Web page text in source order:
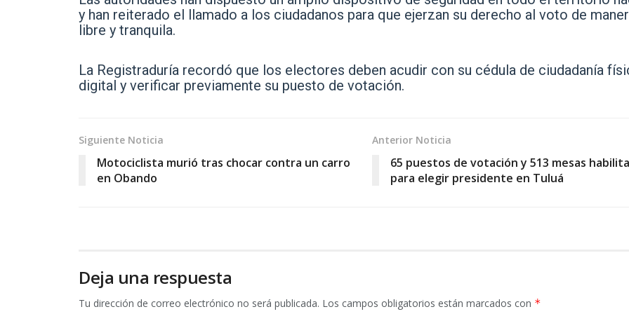
y han reiterado el llamado a los ciudadanos para que ejerzan su derecho al voto de
libre y tranquila.
La Registraduría recordó que los electores deben acudir con su cédula de ciudadanía
digital y verificar previamente su puesto de votación.
Siguiente Noticia
Motociclista murió tras chocar contra un carro
en Obando
Anterior Noticia
65 puestos de votación y 513 mesas
para elegir presidente en Tuluá
Deja una respuesta
Tu dirección de correo electrónico no será publicada. Los campos obligatorios están marcados con *